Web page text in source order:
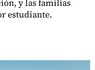
y las familias
estudiante.